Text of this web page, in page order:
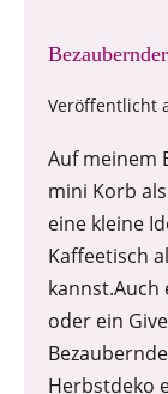
Veröffentlicht
Auf meinem
mini Korb
eine kleine
Kaffeetisch
kannst.Auch
oder ein
Herbstdeko